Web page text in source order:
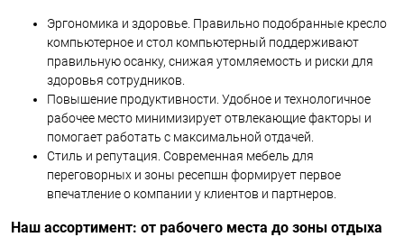
Эргономика и здоровье. Правильно подобранные кресло
компьютерное и стол компьютерный поддерживают
правильную осанку, снижая утомляемость и риски для
здоровья сотрудников.
Повышение продуктивности. Удобное и технологичное
рабочее место минимизирует отвлекающие факторы и
помогает работать с максимальной отдачей.
Стиль и репутация. Современная мебель для
переговорных и зоны ресепшн формирует первое
впечатление о компании у клиентов и партнеров.
Наш ассортимент: от рабочего места до зоны отдыха